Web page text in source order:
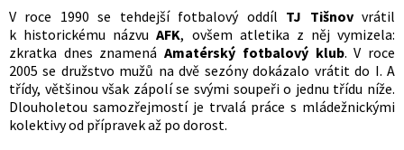
V roce 1990 se tehdejší fotbalový oddíl TJ Tišnovvrátil
k historickému názvuAFK, ovšem atletika z něj vymizela:
zkratka dnes znamenáAmatérský fotbalový klub. V roce
2005 se družstvo mužů na dvě sezóny dokázalo vrátit do I. A
třídy, většinou však zápolí se svými soupeři o jednu třídu níže.
Dlouholetou samozřejmostí je trvalá práce s mládežnickými
kolektivy od přípravek až po dorost.